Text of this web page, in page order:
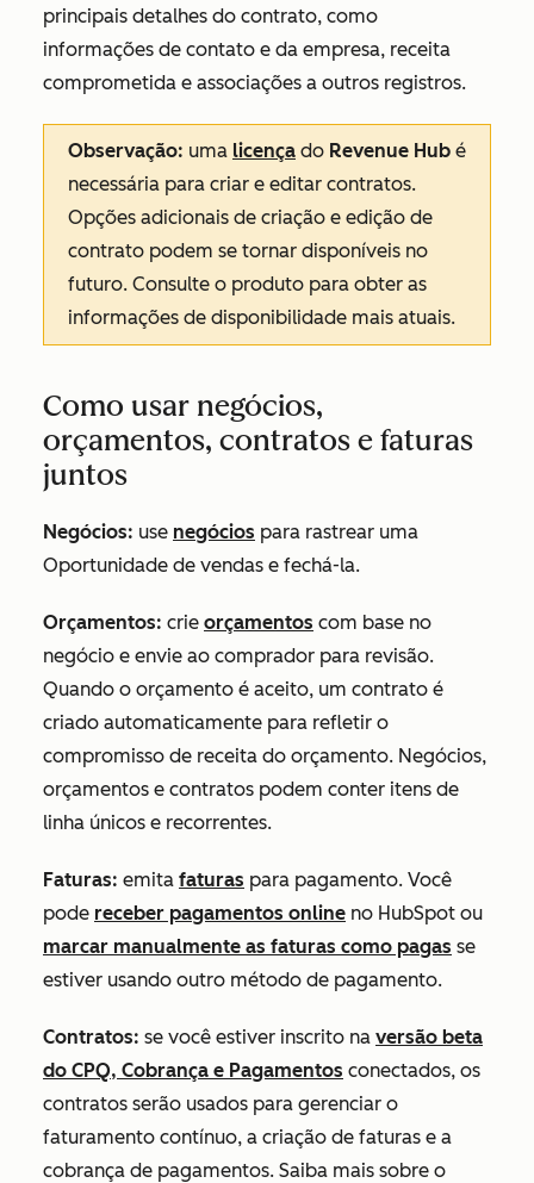
principais detalhes do contrato, como
informações de contato e da empresa, receita
comprometida e associações a outros registros.
Observação: uma licença do Revenue Hub é
necessária para criar e editar contratos.
Opções adicionais de criação e edição de
contrato podem se tornar disponíveis no
futuro. Consulte o produto para obter as
informações de disponibilidade mais atuais.
Como usar negócios,
orçamentos, contratos e faturas
juntos
Negócios: use negócios para rastrear uma
Oportunidade de vendas e fechá-la.
Orçamentos: crie orçamentos com base no
negócio e envie ao comprador para revisão.
Quando o orçamento é aceito, um contrato é
criado automaticamente para refletir o
compromisso de receita do orçamento. Negócios,
orçamentos e contratos podem conter itens de
linha únicos e recorrentes.
Faturas: emita faturas para pagamento. Você
pode receber pagamentos online no HubSpot ou
marcar manualmente as faturas como pagas se
estiver usando outro método de pagamento.
Contratos: se você estiver inscrito na versão beta
do CPQ, Cobrança e Pagamentos conectados, os
contratos serão usados para gerenciar o
faturamento contínuo, a criação de faturas e a
cobrança de pagamentos. Saiba mais sobre o